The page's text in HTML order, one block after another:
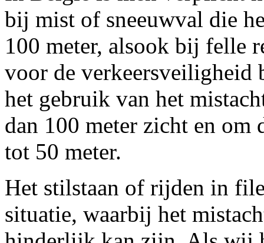
bij mist of sneeuwval die
100 meter, alsook bij felle
voor de verkeersveiligheid
het gebruik van het
dan 100 meter zicht en om
tot 50 meter.
Het stilstaan of rijden in
situatie, waarbij het